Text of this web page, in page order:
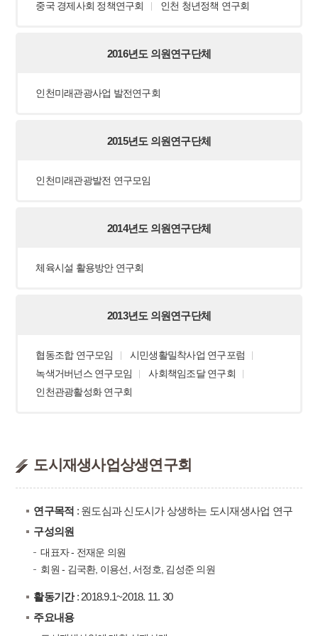
중국 경제사회 정책연구회 인천 청년정책 연구회
2016년도 의원연구단체
인천미래관광사업 발전연구회
2015년도 의원연구단체
인천미래관광발전 연구모임
2014년도 의원연구단체
체육시설 활용방안 연구회
2013년도 의원연구단체
협동조합 연구모임
시민생활밀착사업 연구포럼
녹색거버넌스 연구모임
사회책임조달 연구회
인천관광활성화 연구회
도시재생사업상생연구회
연구목적 : 원도심과 신도시가 상생하는 도시재생사업 연구
구성의원
대표자 - 전재운 의원
회원 - 김국환, 이용선, 서정호, 김성준 의원
활동기간: 2018.9.1~2018. 11. 30
주요내용